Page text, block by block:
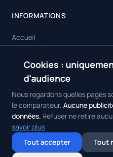
INFORMATIONS
Accueil
Toutes les marques
Contact
© 2026 Achat Pneus. Tous droits
de Confidentialité
Contact
Cookies :
d'audience
Nous regardons quelles pages
le comparateur. Aucune
données. Refuser ne retire
savoir plus
Tout accepter
Tout